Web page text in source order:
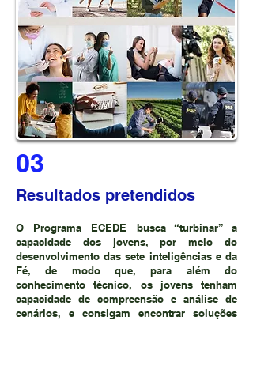
03
Resultados pretendidos
O Programa ECEDE busca “turbinar” a
capacidade dos jovens, por meio do
desenvolvimento das sete inteligências e da
Fé, de modo que, para além do
conhecimento técnico, os jovens tenham
capacidade de compreensão e análise de
cenários, e consigam encontrar soluções